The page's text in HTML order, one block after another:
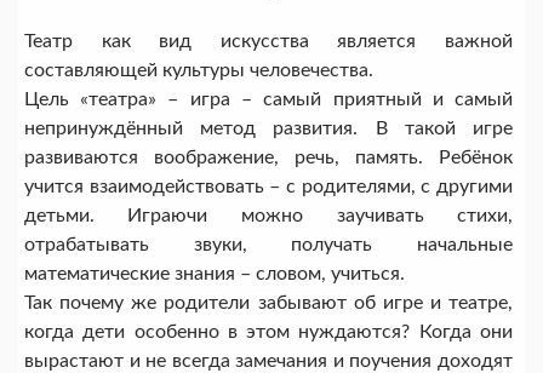
Театр как вид искусства является важной
составляющей культуры человечества.
Цель «театра» – игра – самый приятный и самый
непринуждённый метод развития. В такой игре
развиваются воображение, речь, память. Ребёнок
учится взаимодействовать – с родителями, с другими
детьми. Играючи можно заучивать стихи,
отрабатывать звуки, получать начальные
математические знания – словом, учиться.
Так почему же родители забывают об игре и театре,
когда дети особенно в этом нуждаются? Когда они
вырастают и не всегда замечания и поучения доходят